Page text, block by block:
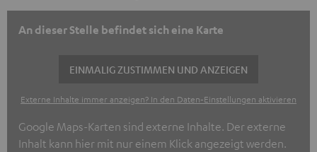
An dieser Stelle befindet sich eine Karte
EINMALIG ZUSTIMMEN UND ANZEIGEN
Externe Inhalte immer anzeigen? In den Daten‑Einstellungen aktivieren
Google Maps-Karten sind externe Inhalte. Der externe
Inhalt kann hier mit nur einem Klick angezeigt werden.